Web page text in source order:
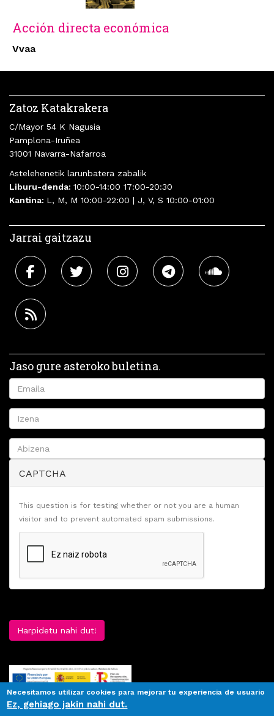
Acción directa económica
Vvaa
Zatoz Katakrakera
C/Mayor 54 K Nagusia
Pamplona-Iruñea
31001 Navarra-Nafarroa
Astelehenetik larunbatera zabalik
Liburu-denda: 10:00-14:00 17:00-20:30
Kantina: L, M, M 10:00-22:00 | J, V, S 10:00-01:00
Jarrai gaitzazu
Jaso gure asteroko buletina.
CAPTCHA
This question is for testing whether or not you are a human
visitor and to prevent automated spam submissions.
Harpidetu nahi dut!
Necesitamos utilizar cookies para mejorar tu experiencia de usuario
Ez, gehiago jakin nahi dut.